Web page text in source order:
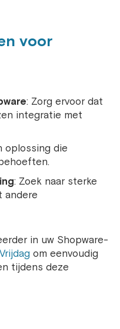
voor
: Zorg ervoor dat
integratie met
oplossing die
: Zoek naar sterke
andere
in uw Shopware-
om eenvoudig
tijdens deze